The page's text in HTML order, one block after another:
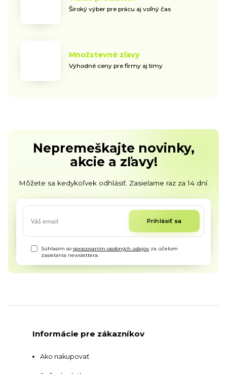
Široký výber pre prácu aj voľný čas
Množstevné zľavy
Výhodné ceny pre firmy aj tímy
Nepremeškajte novinky,
akcie a zľavy!
Môžete sa kedykoľvek odhlásiť. Zasielame raz za 14 dní.
Prihlásiť sa
Súhlasím sospracovaním osobných údajovza účelom
zasielania newslettera.
Informácie pre zákazníkov
Ako nakupovať